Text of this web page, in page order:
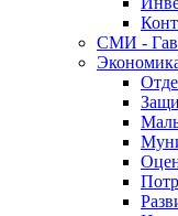
СМИ -